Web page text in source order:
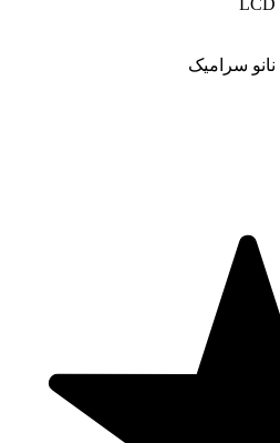
نانو سرامیک